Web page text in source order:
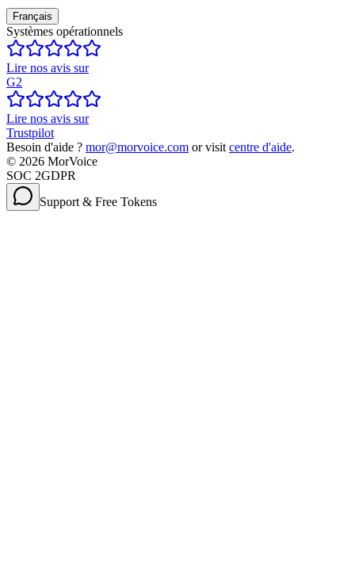
Français
Systèmes opérationnels
Lire nos avis sur
G2
Lire nos avis sur
Trustpilot
Besoin d'aide ? mor@morvoice.com or visit centre d'aide.
© 2026 MorVoice
SOC 2GDPR
Support & Free Tokens